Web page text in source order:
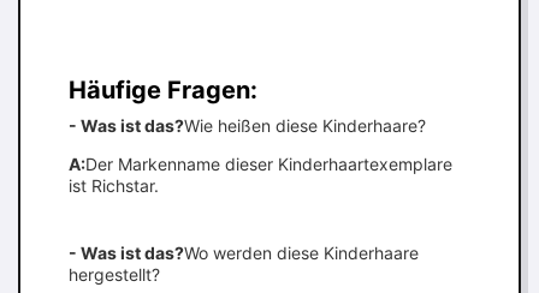
Häufige Fragen:
- Was ist das?Wie heißen diese Kinderhaare?
A:Der Markenname dieser Kinderhaartexemplare
ist Richstar.
- Was ist das?Wo werden diese Kinderhaare
hergestellt?